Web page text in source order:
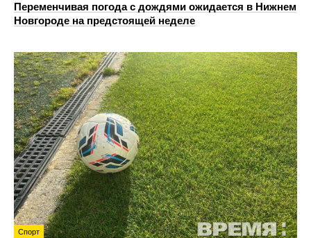
Переменчивая погода с дождями ожидается в Нижнем
Новгороде на предстоящей неделе
Спорт